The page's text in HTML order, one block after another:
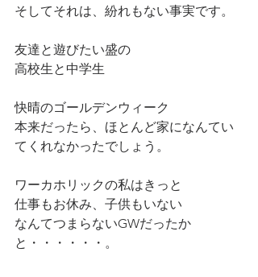
そしてそれは、紛れもない事実です。
友達と遊びたい盛の
高校生と中学生
快晴のゴールデンウィーク
本来だったら、ほとんど家になんてい
てくれなかったでしょう。
ワーカホリックの私はきっと
仕事もお休み、子供もいない
なんてつまらないGWだったか
と・・・・・・。